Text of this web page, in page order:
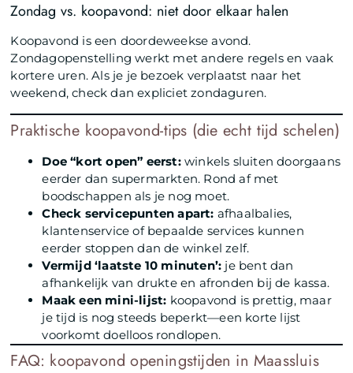
Zondag vs. koopavond: niet door elkaar halen
Koopavond is een doordeweekse avond.
Zondagopenstelling werkt met andere regels en vaak
kortere uren. Als je je bezoek verplaatst naar het
weekend, check dan expliciet zondaguren.
Praktische koopavond-tips (die echt tijd schelen)
Doe “kort open” eerst:winkels sluiten doorgaans
eerder dan supermarkten. Rond af met
boodschappen als je nog moet.
Check servicepunten apart: afhaalbalies,
klantenservice of bepaalde services kunnen
eerder stoppen dan de winkel zelf.
Vermijd ‘laatste 10 minuten’: je bent dan
afhankelijk van drukte en afronden bij de kassa.
Maak een mini-lijst: koopavond is prettig, maar
je tijd is nog steeds beperkt—een korte lijst
voorkomt doelloos rondlopen.
FAQ: koopavond openingstijden in Maassluis